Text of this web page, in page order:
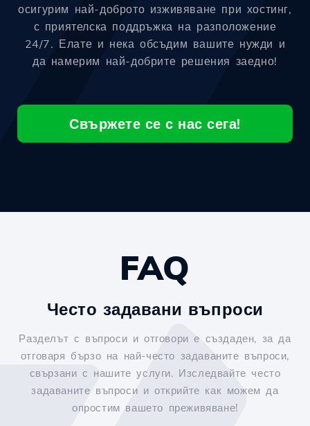
осигурим най-доброто изживяване при хостинг,
с приятелска поддръжка на разположение
24/7. Елате и нека обсъдим вашите нужди и
да намерим най-добрите решения заедно!
Свържете се с нас сега!
FAQ
Често задавани въпроси
Разделът с въпроси и отговори е създаден, за да
отговаря бързо на най-често задаваните въпроси,
свързани с нашите услуги. Изследвайте често
задаваните въпроси и открийте как можем да
опростим вашето преживяване!